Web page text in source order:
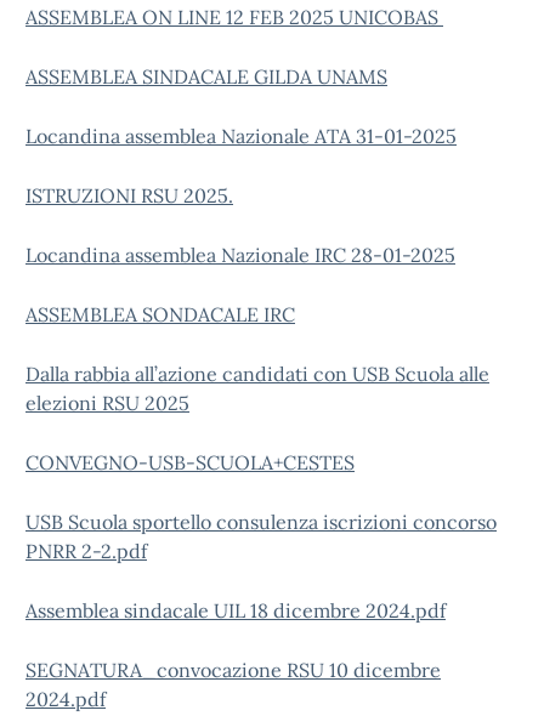
ASSEMBLEA ON LINE 12 FEB 2025 UNICOBAS
ASSEMBLEA SINDACALE GILDA UNAMS
Locandina assemblea Nazionale ATA 31-01-2025
ISTRUZIONI RSU 2025.
Locandina assemblea Nazionale IRC 28-01-2025
ASSEMBLEA SONDACALE IRC
Dalla rabbia all’azione candidati con USB Scuola alle
elezioni RSU 2025
CONVEGNO-USB-SCUOLA+CESTES
USB Scuola sportello consulenza iscrizioni concorso
PNRR 2-2.pdf
Assemblea sindacale UIL 18 dicembre 2024.pdf
SEGNATURA_convocazione RSU 10 dicembre
2024.pdf